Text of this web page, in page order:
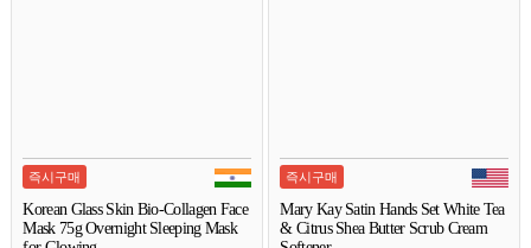
즉시구매
Korean Glass Skin Bio-Collagen Face
Mask 75g Overnight Sleeping Mask
즉시구매
Mary Kay Satin Hands Set White Tea
& Citrus Shea Butter Scrub Cream